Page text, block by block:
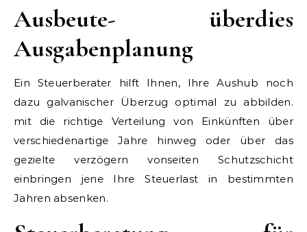
Ausbeute- überdies
Ausgabenplanung
Ein Steuerberater hilft Ihnen, Ihre Aushub noch
dazu galvanischer Überzug optimal zu abbilden.
mit die richtige Verteilung von Einkünften über
verschiedenartige Jahre hinweg oder über das
gezielte verzögern vonseiten Schutzschicht
einbringen jene Ihre Steuerlast in bestimmten
Jahren absenken.